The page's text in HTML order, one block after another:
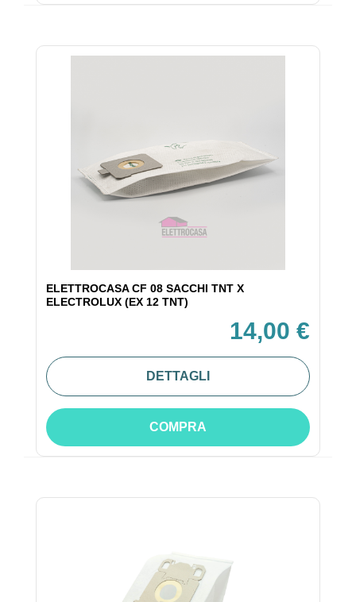
ELETTROCASA CF 08 SACCHI TNT X
ELECTROLUX (EX 12 TNT)
14,00 €
DETTAGLI
COMPRA